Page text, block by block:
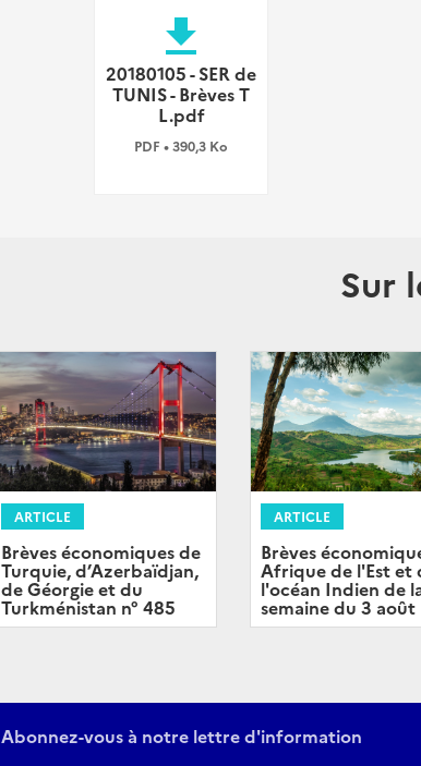
file_download
20180105 - SER de
TUNIS - Brèves T
L.pdf
PDF • 390,3 Ko
Sur
ARTICLE
Brèves économiques de
Turquie, d’Azerbaïdjan,
de Géorgie et du
Turkménistan n° 485
ARTICLE
Brèves
Afrique de l'Est et
l'océan Indien de
semaine du 3 août
Abonnez-vous à notre lettre d'information